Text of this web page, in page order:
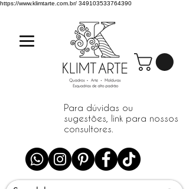
https://www.klimtarte.com.br/ 349103533764390
Para dúvidas ou
sugestões, link para nossos
consultores.